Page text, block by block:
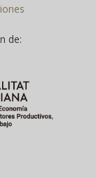
de: